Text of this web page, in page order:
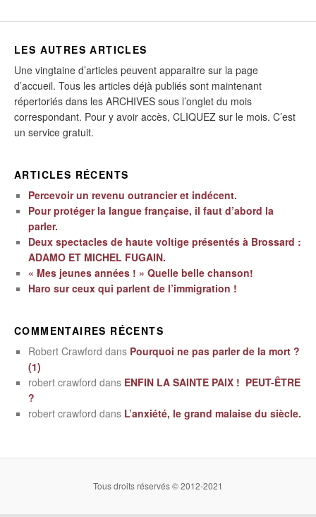
LES AUTRES ARTICLES
Une vingtaine d’articles peuvent apparaitre sur la page
d’accueil. Tous les articles déjà publiés sont maintenant
répertoriés dans les ARCHIVES sous l’onglet du mois
correspondant. Pour y avoir accès, CLIQUEZ sur le mois. C’est
un service gratuit.
ARTICLES RÉCENTS
Percevoir un revenu outrancier et indécent.
Pour protéger la langue française, il faut d’abord la
parler.
Deux spectacles de haute voltige présentés à Brossard :
ADAMO ET MICHEL FUGAIN.
« Mes jeunes années ! » Quelle belle chanson!
Haro sur ceux qui parlent de l’immigration !
COMMENTAIRES RÉCENTS
Robert Crawford dans Pourquoi ne pas parler de la mort ?
(1)
robert crawford dans ENFIN LA SAINTE PAIX ! PEUT-ÊTRE
?
robert crawford dans L’anxiété, le grand malaise du siècle.
Tous droits réservés © 2012-2021